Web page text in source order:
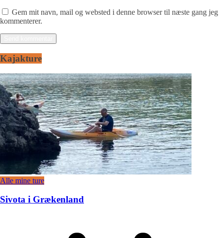
Gem mit navn, mail og websted i denne browser til næste gang jeg
kommenterer.
Kajakture
Alle mine ture
Sivota i Grækenland